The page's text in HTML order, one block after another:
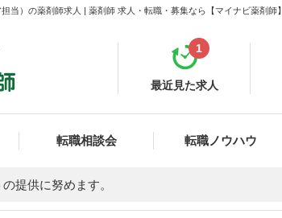
）の薬剤師求人 | 薬剤師 求人・転職・募集なら【マイナビ薬剤師】
最近見た求人
1
転職相談会 転職ノウハウ
提供に努めます。